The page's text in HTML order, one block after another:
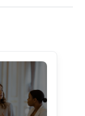
Event: We don’t just
styled and coached
aesthetic excellence
Bespoke Curation: